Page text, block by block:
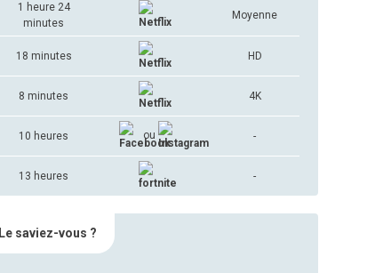
1 heure 24
minutes
Moyenne
18 minutes HD
8 minutes 4K
10 heures ou -
13 heures -
Le saviez-vous ?